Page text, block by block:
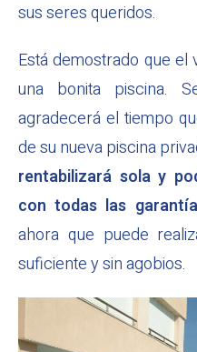
sus seres queridos.
Está demostrado que
una bonita piscina.
agradecerá el tiempo
de su nueva piscina
rentabilizará sola y
con todas las
ahora que puede
suficiente y sin agobios.